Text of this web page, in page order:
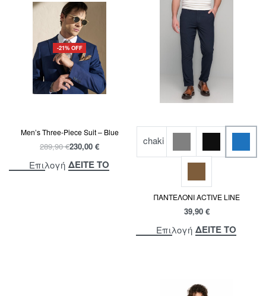
-21% OFF
Men’s Three-Piece Suit – Blue
289,90€230,00 €
Επιλογή ΔΕΙΤΕ ΤΟ
chaki
ΠΑΝΤΕΛΟΝΙ ACTIVE LINE
39,90 €
Επιλογή ΔΕΙΤΕ ΤΟ